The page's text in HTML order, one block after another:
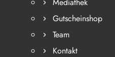
Gutscheinshop
Team
Kontakt